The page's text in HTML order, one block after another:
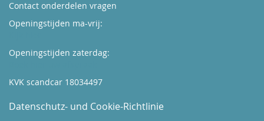
Contact onderdelen vragen
Openingstijden ma-vrij:
Openingstijden zaterdag:
KVK scandcar 18034497
Datenschutz- und Cookie-Richtlinie